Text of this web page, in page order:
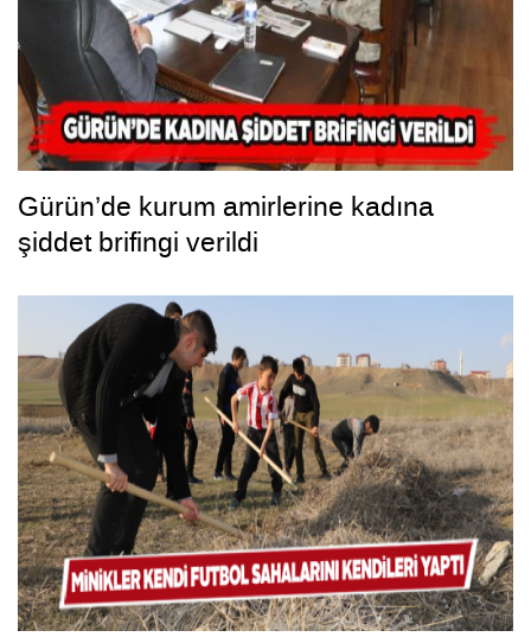
Gürün’de kurum amirlerine kadına
şiddet brifingi verildi